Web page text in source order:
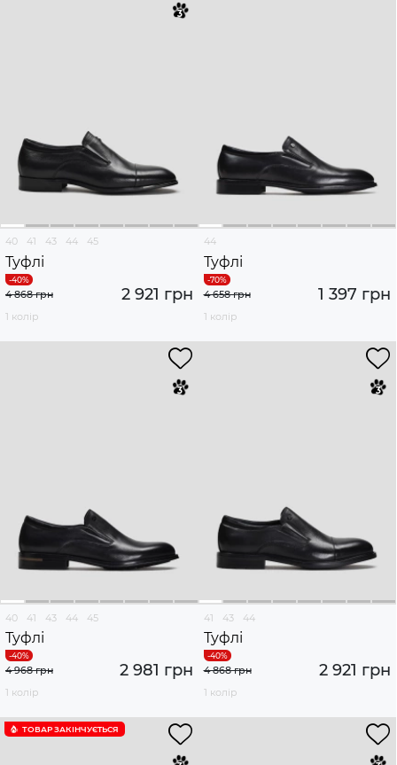
40 41 43 44 45
Туфлі
2 921 грн
4 868 грн
1 колір
44
Туфлі
1 397 грн
4 658 грн
1 колір
40 41 43 44 45
Туфлі
2 981 грн
4 968 грн
1 колір
41 43 44
Туфлі
2 921 грн
4 868 грн
1 колір
ТОВАР ЗАКІНЧУЄTЬСЯ